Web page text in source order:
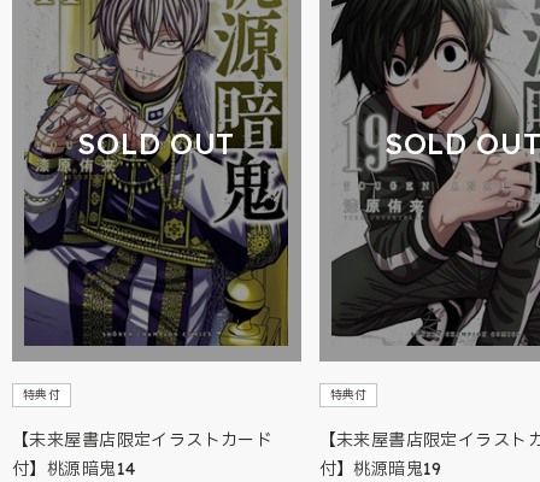
SOLD OUT
特典付
【未来屋書店限定イラストカード
付】桃源暗鬼14
SOLD
特典付
【未来屋書店限定イラスト
付】桃源暗鬼19